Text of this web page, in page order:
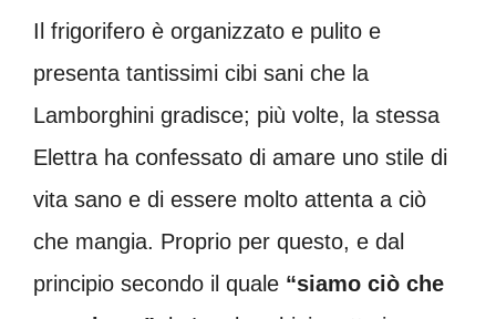
Il frigorifero è organizzato e pulito e
presenta tantissimi cibi sani che la
Lamborghini gradisce; più volte, la stessa
Elettra ha confessato di amare uno stile di
vita sano e di essere molto attenta a ciò
che mangia. Proprio per questo, e dal
principio secondo il quale “siamo ciò che